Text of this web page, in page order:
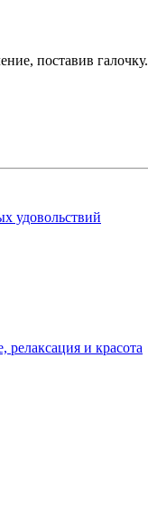
поставив галочку.
удовольствий
и красота